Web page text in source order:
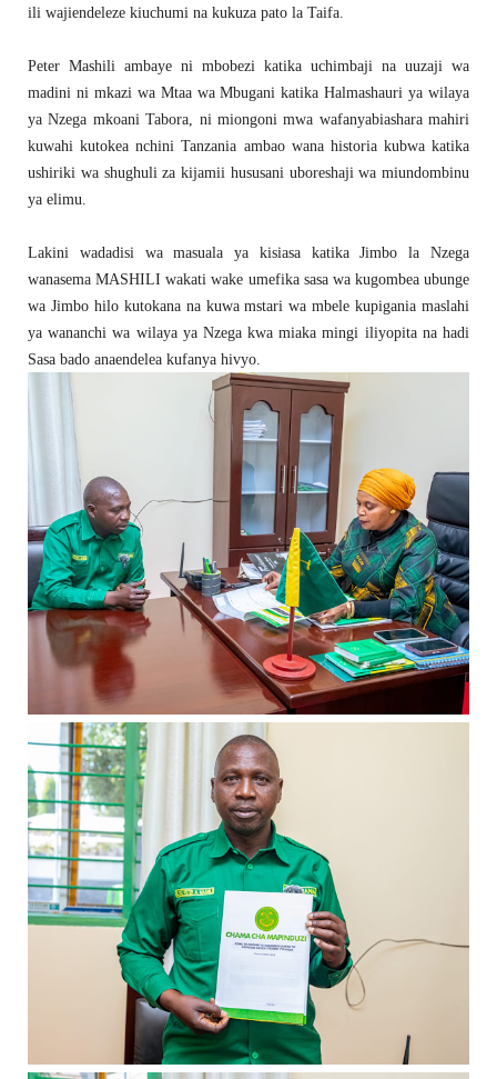
ili wajiendeleze kiuchumi na kukuza pato la Taifa.
Peter Mashili ambaye ni mbobezi katika uchimbaji na uuzaji wa
madini ni mkazi wa Mtaa wa Mbugani katika Halmashauri ya wilaya
ya Nzega mkoani Tabora, ni miongoni mwa wafanyabiashara mahiri
kuwahi kutokea nchini Tanzania ambao wana historia kubwa katika
ushiriki wa shughuli za kijamii hususani uboreshaji wa miundombinu
ya elimu.
Lakini wadadisi wa masuala ya kisiasa katika Jimbo la Nzega
wanasema MASHILI wakati wake umefika sasa wa kugombea ubunge
wa Jimbo hilo kutokana na kuwa mstari wa mbele kupigania maslahi
ya wananchi wa wilaya ya Nzega kwa miaka mingi iliyopita na hadi
Sasa bado anaendelea kufanya hivyo.